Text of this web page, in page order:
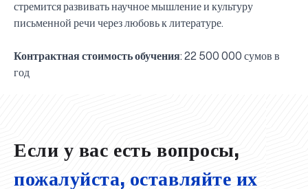
стремится развивать научное мышление и культуру
письменной речи через любовь к литературе.
Контрактная стоимость обучения: 22 500 000 сумов в
год
UBS professori "Yangi O‘zbekiston yosh olimlari"
qatoridan joy oldi!
Вышел новый номер нашей любимой газеты «UBS
Xabarnomasi»!
Анализ деятельности UBS и планы на перспективу
Преподаватели UBS повысили квалификацию в
Кыргызстане
Вперёд к победе, Узбекистан!
НАЗНАЧЕНИЕ
UBS в средствах массовой информации
UBS и выпускники университета удостоены наград
хокимията области
Хотите вывести изучение языка на новый уровень?
Inson kapitaliga yo‘naltirilgan investitsiya — Yangi
O‘zbekiston taraqqiyotining eng muhim tayanchi
Если у вас есть вопросы,
пожалуйста, оставляйте их